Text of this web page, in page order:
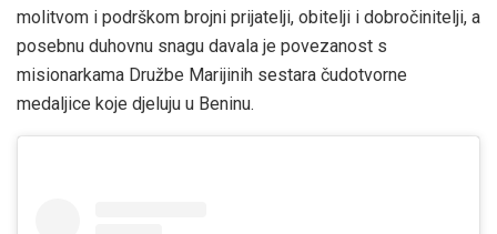
molitvom i podrškom brojni prijatelji, obitelji i dobročinitelji, a
posebnu duhovnu snagu davala je povezanost s
misionarkama Družbe Marijinih sestara čudotvorne
medaljice koje djeluju u Beninu.